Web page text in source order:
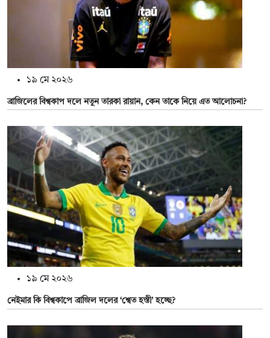
১৯ মে ২০২৬
ব্রাজিলের বিশ্বকাপ দলে নতুন তারকা রায়ান, কেন তাকে নিয়ে এত আলোচনা?
১৯ মে ২০২৬
নেইমার কি বিশ্বকাপে ব্রাজিল দলের ‘শ্বেত হস্তী’ হচ্ছে?